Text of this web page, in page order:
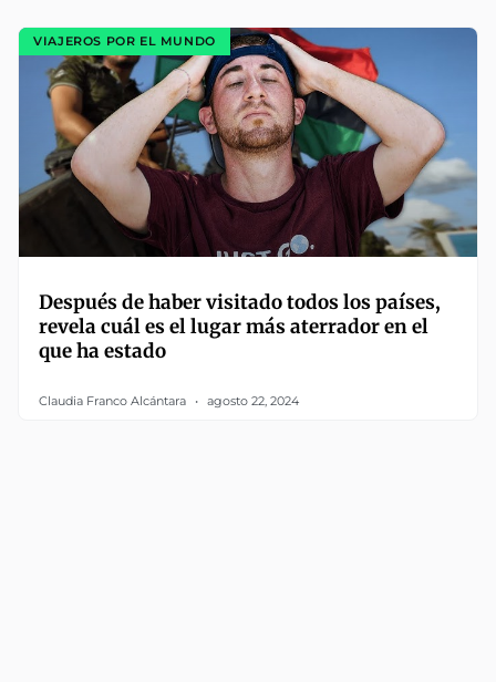
VIAJEROS POR EL MUNDO
Después de haber visitado todos los países,
revela cuál es el lugar más aterrador en el
que ha estado
Claudia Franco Alcántara agosto 22, 2024